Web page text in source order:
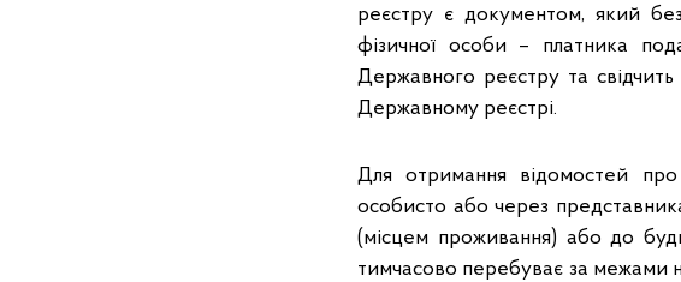
реєстру є документом, який
фізичної особи – платника
Державного реєстру та
Державному реєстрі.
Для отримання відомостей
особисто або через
(місцем проживання) або до
тимчасово перебуває за межами